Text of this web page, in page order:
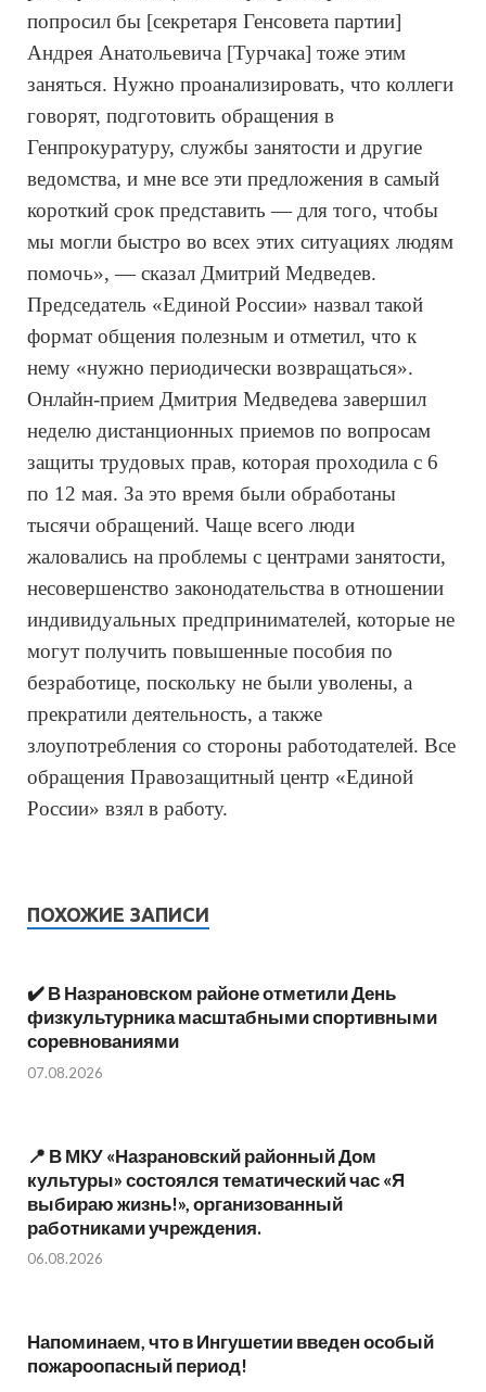
попросил бы [секретаря Генсовета партии]
Андрея Анатольевича [Турчака] тоже этим
заняться. Нужно проанализировать, что коллеги
говорят, подготовить обращения в
Генпрокуратуру, службы занятости и другие
ведомства, и мне все эти предложения в самый
короткий срок представить — для того, чтобы
мы могли быстро во всех этих ситуациях людям
помочь», — сказал Дмитрий Медведев.
Председатель «Единой России» назвал такой
формат общения полезным и отметил, что к
нему «нужно периодически возвращаться».
Онлайн-прием Дмитрия Медведева завершил
неделю дистанционных приемов по вопросам
защиты трудовых прав, которая проходила с 6
по 12 мая. За это время были обработаны
тысячи обращений. Чаще всего люди
жаловались на проблемы с центрами занятости,
несовершенство законодательства в отношении
индивидуальных предпринимателей, которые не
могут получить повышенные пособия по
безработице, поскольку не были уволены, а
прекратили деятельность, а также
злоупотребления со стороны работодателей. Все
обращения Правозащитный центр «Единой
России» взял в работу.
ПОХОЖИЕ ЗАПИСИ
✔️ В Назрановском районе отметили День
физкультурника масштабными спортивными
соревнованиями
07.08.2026
📍 В МКУ «Назрановский районный Дом
культуры» состоялся тематический час «Я
выбираю жизнь!», организованный
работниками учреждения.
06.08.2026
Напоминаем, что в Ингушетии введен особый
пожароопасный период!⁣⁣⠀